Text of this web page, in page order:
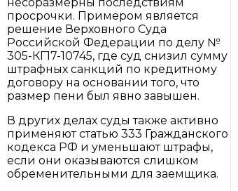
просрочки. Примером является
решение Верховного Суда
Российской Федерации по делу №
305-КГ17-10745, где суд снизил сумму
штрафных санкций по кредитному
договору на основании того, что
размер пени был явно завышен.
В других делах суды также активно
применяют статью 333 Гражданского
кодекса РФ и уменьшают штрафы,
если они оказываются слишком
обременительными для заемщика.